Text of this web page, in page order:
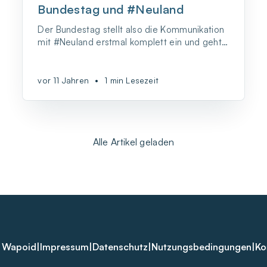
Bundestag und #Neuland
Der Bundestag stellt also die Kommunikation
mit #Neuland erstmal komplett ein und geht
vor 11 Jahren • 1 min Lesezeit
Alle Artikel geladen
Impressum Datenschutz Nutzungsbedingungen